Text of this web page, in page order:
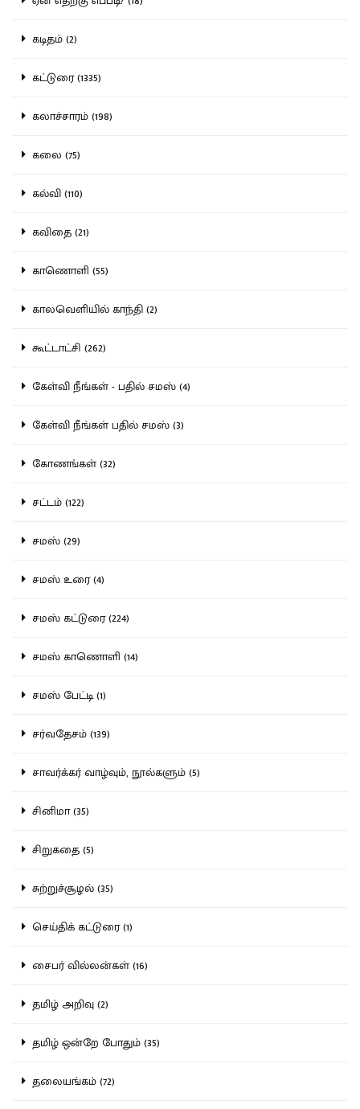
கடிதம் (2)
கட்டுரை (1335)
கலாச்சாரம் (198)
கலை (75)
கல்வி (110)
கவிதை (21)
காணொளி (55)
காலவெளியில் காந்தி (2)
கூட்டாட்சி (262)
கேள்வி நீங்கள் - பதில் சமஸ் (4)
கேள்வி நீங்கள் பதில் சமஸ் (3)
கோணங்கள் (32)
சட்டம் (122)
சமஸ் (29)
சமஸ் உரை (4)
சமஸ் கட்டுரை (224)
சமஸ் காணொளி (14)
சமஸ் பேட்டி (1)
சர்வதேசம் (139)
சாவர்க்கர் வாழ்வும், நூல்களும் (5)
சினிமா (35)
சிறுகதை (5)
சுற்றுச்சூழல் (35)
செய்திக் கட்டுரை (1)
சைபர் வில்லன்கள் (16)
தமிழ் அறிவு (2)
தமிழ் ஒன்றே போதும் (35)
தலையங்கம் (72)